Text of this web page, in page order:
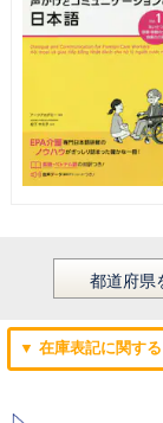
▼ 在庫表記に関する